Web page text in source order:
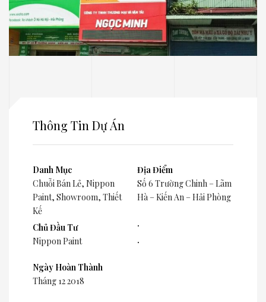
Thông Tin Dự Án
Danh Mục
Chuỗi Bán Lẻ, Nippon
Paint, Showroom, Thiết
Kế
Chủ Đầu Tư
Nippon Paint
Ngày Hoàn Thành
Tháng 12 2018
Địa Điểm
Số 6 Trường Chinh – Lãm
Hà – Kiến An – Hải Phòng
.
.